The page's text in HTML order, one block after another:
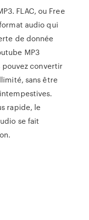
FLAC, ou Free
audio qui
de donnée
MP3
convertir
sans être
rapide, le
se fait